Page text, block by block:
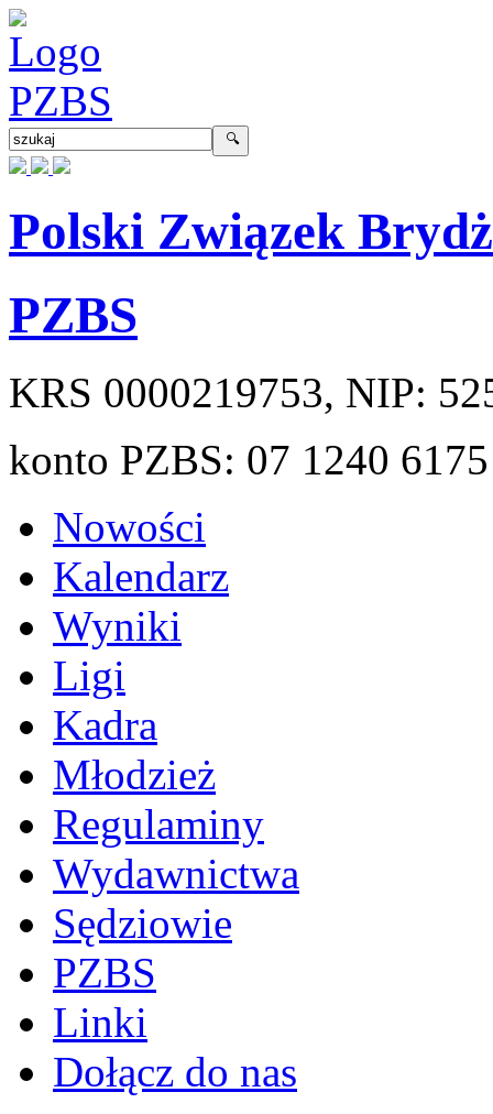
Polski Związek
PZBS
KRS 0000219753, NIP:
konto PZBS: 07 1240
Nowości
Kalendarz
Wyniki
Ligi
Kadra
Młodzież
Regulaminy
Wydawnictwa
Sędziowie
PZBS
Linki
Dołącz do nas